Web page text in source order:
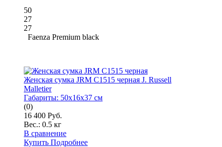
50
27
27
Faenza Premium black
Женская сумка JRM C1515 черная J. Russell
Malletier
Габариты: 50x16x37 см
(0)
16 400 Руб.
Вес.: 0.5 кг
В сравнение
Купить Подробнее